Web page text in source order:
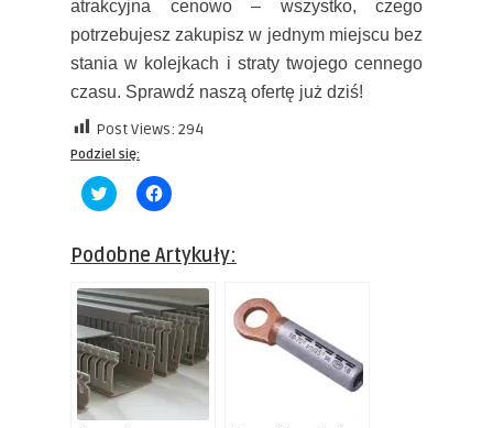
atrakcyjna cenowo – wszystko, czego
potrzebujesz zakupisz w jednym miejscu bez
stania w kolejkach i straty twojego cennego
czasu. Sprawdź naszą ofertę już dziś!
Post Views: 294
Podziel się:
Click
to
Twitter
(Opens
new
window)
Click
to
Facebook
(Opens
new
window)
Podobne Artykuły: